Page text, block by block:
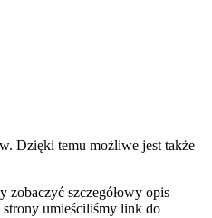
Dzięki temu możliwe jest także
zobaczyć szczegółowy opis
umieściliśmy link do